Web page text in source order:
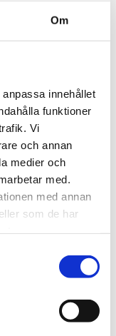
Om
innehållet
funktioner
Vi
och annan
medier och
med.
med annan
som de har
267131
S.T. Dupont